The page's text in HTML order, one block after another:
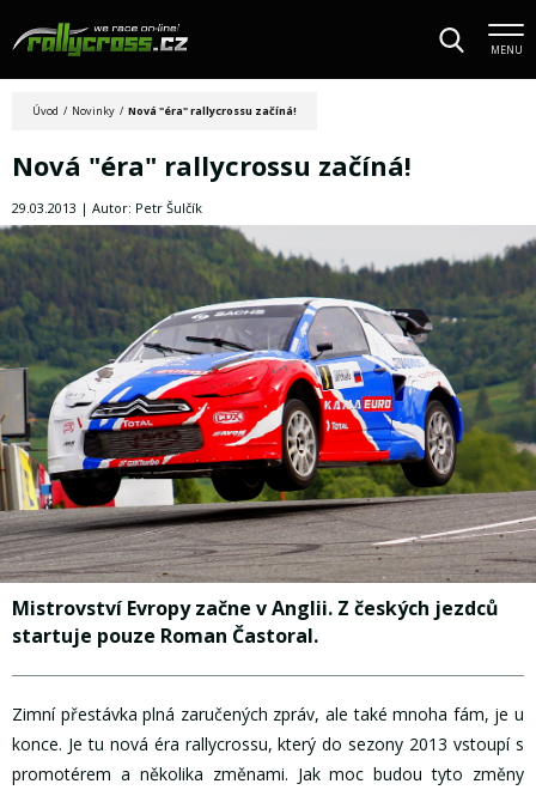
MENU
Úvod / Novinky / Nová "éra" rallycrossu začíná!
Nová "éra" rallycrossu začíná!
29.03.2013 | Autor: Petr Šulčík
Mistrovství Evropy začne v Anglii. Z českých jezdců
startuje pouze Roman Častoral.
Zimní přestávka plná zaručených zpráv, ale také mnoha fám, je u
konce. Je tu nová éra rallycrossu, který do sezony 2013 vstoupí s
promotérem a několika změnami. Jak moc budou tyto změny